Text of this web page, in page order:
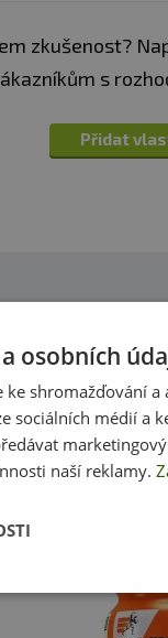
zkušenost?
s
Přidat
víme skoro
osobních
shromažďování
sociálních médií a
naší reklamy.